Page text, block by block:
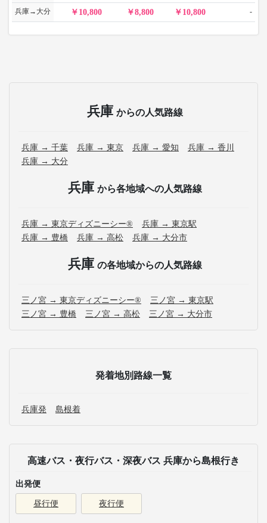
兵庫→大分 10,800 8,800 10,800 -
兵庫 からの人気路線
兵庫 → 千葉 兵庫 → 東京 兵庫 → 愛知
兵庫 → 香川
兵庫 → 大分
兵庫 から各地域への人気路線
兵庫 → 東京ディズニーシー®
兵庫 → 東京駅
兵庫 → 豊橋
兵庫 → 高松 兵庫 → 大分市
兵庫 の各地域からの人気路線
三ノ宮 → 東京ディズニーシー®
三ノ宮 → 東京駅
三ノ宮 → 豊橋
三ノ宮 → 高松 三ノ宮 → 大分市
発着地別路線一覧
兵庫発 島根着
高速バス・夜行バス・深夜バス 兵庫から島根行き
出発便
昼行便 夜行便